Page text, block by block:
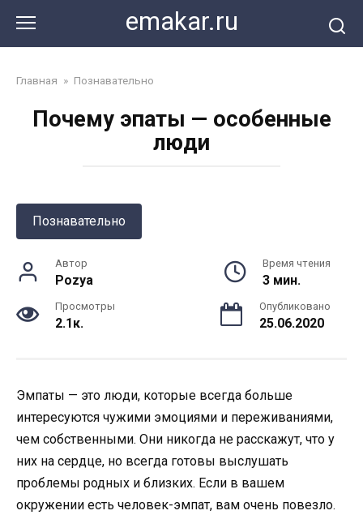
контенту
emakar.ru
Главная » Познавательно
Почему эпаты — особенные
люди
Познавательно
Автор
Pozya
Время чтения
3 мин.
Просмотры
2.1к.
Опубликовано
25.06.2020
Эмпаты — это люди, которые всегда больше
интересуются чужими эмоциями и переживаниями,
чем собственными. Они никогда не расскажут, что у
них на сердце, но всегда готовы выслушать
проблемы родных и близких. Если в вашем
окружении есть человек-эмпат, вам очень повезло.